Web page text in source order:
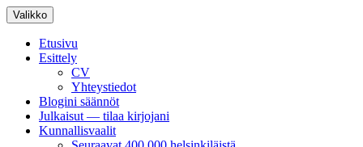
Siirry
sisältöön
Valikko
Etusivu
Esittely
CV
Yhteystiedot
Blogini säännöt
Julkaisut — tilaa kirjojani
Kunnallisvaalit